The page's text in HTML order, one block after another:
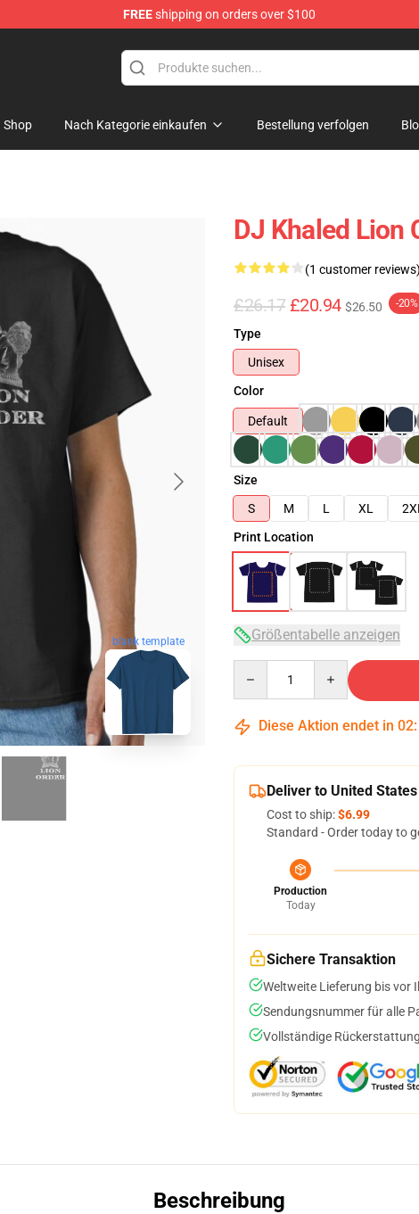
FREEshipping on orders over $100
Shop Nach Kategorie einkaufen Bestellung verfolgen
blank template
DJ Khaled Lion
(1 customer reviews)
£26.17 £20.94 $26.50 -20%
Type
Unisex
Color
Default
Size
S
M L XL 2XL
Print Location
Größentabelle anzeigen
Diese Aktion endet in 02:
Deliver to United States
Cost to ship:$6.99
Standard - Order today to
Production
Today
Sichere Transaktion
Weltweite Lieferung bis vor
Sendungsnummer für alle
Vollständige
Beschreibung